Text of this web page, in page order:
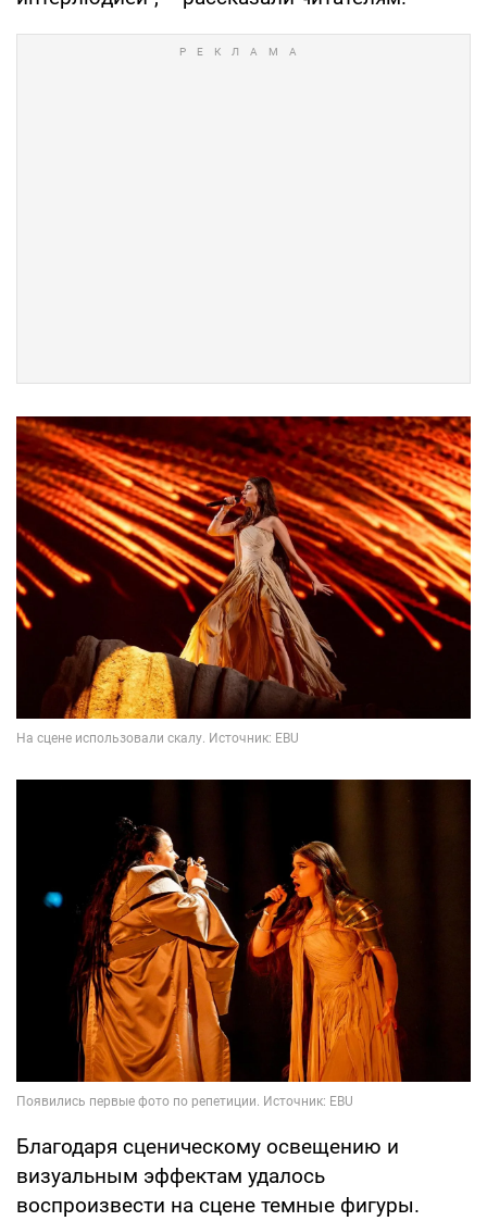
Благодаря сценическому освещению и
визуальным эффектам удалось
воспроизвести на сцене темные фигуры.